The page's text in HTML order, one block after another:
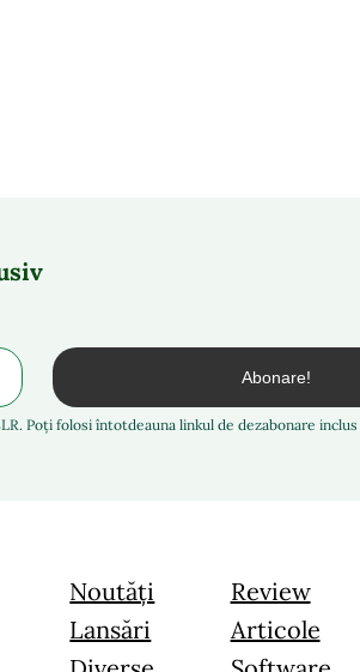
Poți folosi întotdeauna linkul de dezabonare
Noutăți
Lansări
Review
Articole